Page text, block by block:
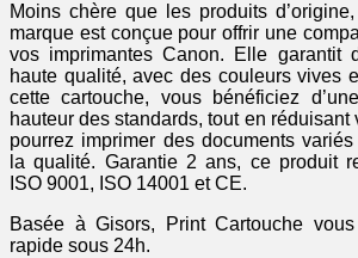
Moins chère que les produits
marque est conçue pour offrir une
vos imprimantes Canon. Elle garantit
haute qualité, avec des couleurs vives
cette cartouche, vous bénéficiez
hauteur des standards, tout en réduisant
pourrez imprimer des documents
la qualité. Garantie 2 ans, ce produit
ISO 9001, ISO 14001 et CE.
Basée à Gisors, Print Cartouche
rapide sous 24h.